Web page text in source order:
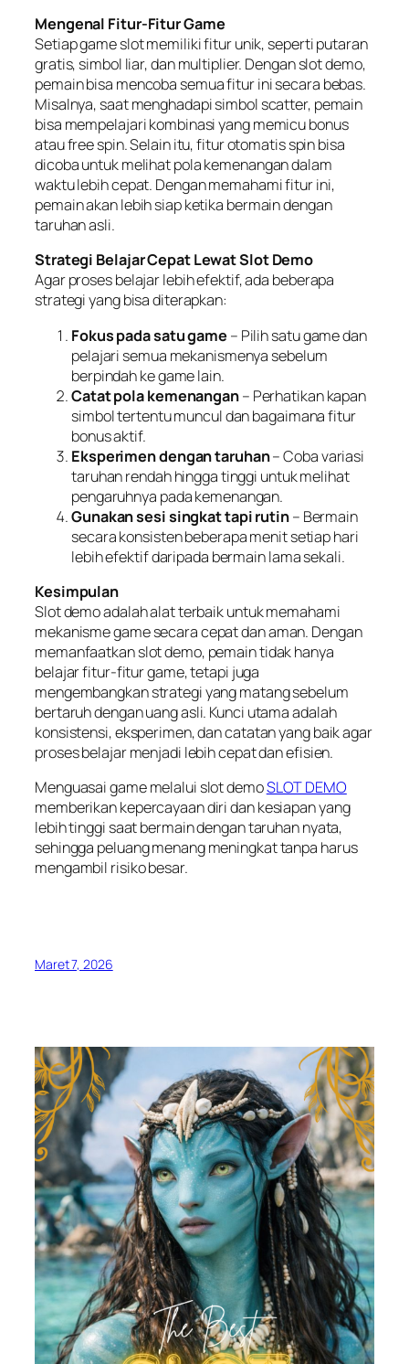
Mengenal Fitur-Fitur Game
Setiap game slot memiliki fitur unik, seperti putaran
gratis, simbol liar, dan multiplier. Dengan slot demo,
pemain bisa mencoba semua fitur ini secara bebas.
Misalnya, saat menghadapi simbol scatter, pemain
bisa mempelajari kombinasi yang memicu bonus
atau free spin. Selain itu, fitur otomatis spin bisa
dicoba untuk melihat pola kemenangan dalam
waktu lebih cepat. Dengan memahami fitur ini,
pemain akan lebih siap ketika bermain dengan
taruhan asli.
Strategi Belajar Cepat Lewat Slot Demo
Agar proses belajar lebih efektif, ada beberapa
strategi yang bisa diterapkan:
Fokus pada satu game – Pilih satu game dan
pelajari semua mekanismenya sebelum
berpindah ke game lain.
Catat pola kemenangan– Perhatikan kapan
simbol tertentu muncul dan bagaimana fitur
bonus aktif.
Eksperimen dengan taruhan– Coba variasi
taruhan rendah hingga tinggi untuk melihat
pengaruhnya pada kemenangan.
Gunakan sesi singkat tapi rutin– Bermain
secara konsisten beberapa menit setiap hari
lebih efektif daripada bermain lama sekali.
Kesimpulan
Slot demo adalah alat terbaik untuk memahami
mekanisme game secara cepat dan aman. Dengan
memanfaatkan slot demo, pemain tidak hanya
belajar fitur-fitur game, tetapi juga
mengembangkan strategi yang matang sebelum
bertaruh dengan uang asli. Kunci utama adalah
konsistensi, eksperimen, dan catatan yang baik agar
proses belajar menjadi lebih cepat dan efisien.
Menguasai game melalui slot demoSLOT DEMO
memberikan kepercayaan diri dan kesiapan yang
lebih tinggi saat bermain dengan taruhan nyata,
sehingga peluang menang meningkat tanpa harus
mengambil risiko besar.
Maret 7, 2026